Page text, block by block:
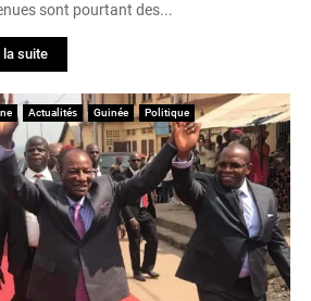
sont pourtant des...
la suite
Actualités Guinée Politique